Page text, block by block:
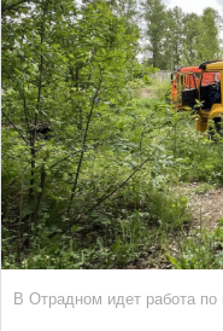
В Отрадном идет работа по